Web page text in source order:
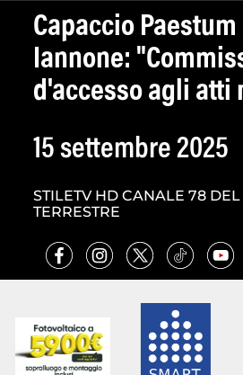
Capaccio Paestum
Iannone:
d'accesso agli atti
15 settembre 2025
STILETV HD CANALE 78 DEL
TERRESTRE